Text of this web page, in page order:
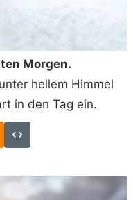
Morgen.
hellem Himmel
in den Tag ein.